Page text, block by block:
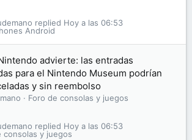
Android
Hoy a las 06:53
advierte: las entradas
para el Nintendo Museum podrían
y sin reembolso
Foro de consolas y juegos
consolas y juegos
Hoy a las 06:53